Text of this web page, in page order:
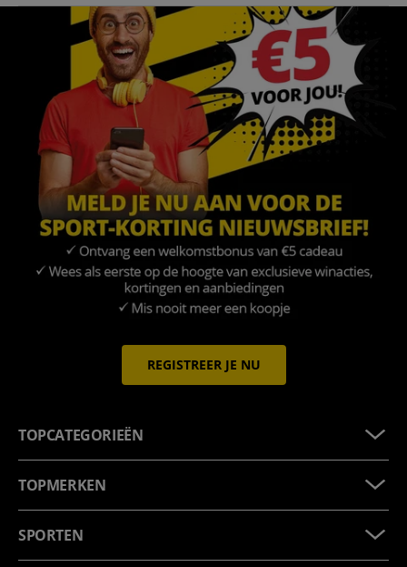
REGISTREER JE NU
TOPCATEGORIEËN
TOPMERKEN
SPORTEN